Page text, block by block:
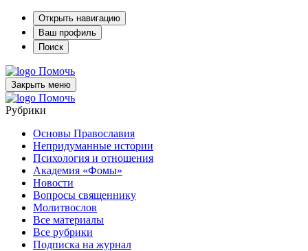
Открыть навигацию
Ваш профиль
Поиск
Помочь
Закрыть меню
Помочь
Рубрики
Основы Православия
Непридуманные истории
Психология и отношения
Академия «Фомы»
Новости
Вопросы священнику
Молитвослов
Все материалы
Все рубрики
Подписка на журнал